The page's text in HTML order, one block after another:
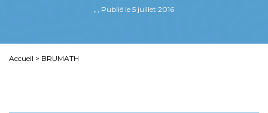
, , Publié le 5 juillet 2016
Accueil > BRUMATH